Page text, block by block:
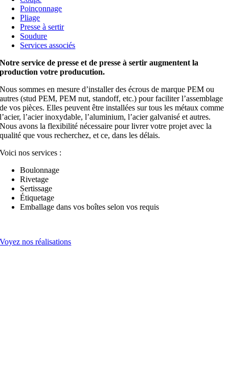
Poinçonnage
Pliage
Presse à sertir
Soudure
Services associés
Notre service de presse et de presse à sertir augmentent la
production votre producution.
Nous sommes en mesure d’installer des écrous de marque PEM ou
autres (stud PEM, PEM nut, standoff, etc.) pour faciliter l’assemblage
de vos pièces. Elles peuvent être installées sur tous les métaux comme
l’acier, l’acier inoxydable, l’aluminium, l’acier galvanisé et autres.
Nous avons la flexibilité nécessaire pour livrer votre projet avec la
qualité que vous recherchez, et ce, dans les délais.
Voici nos services :
Boulonnage
Rivetage
Sertissage
Étiquetage
Emballage dans vos boîtes selon vos requis
Voyez nos réalisations